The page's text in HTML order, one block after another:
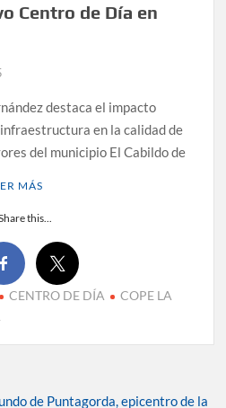
Centro de Día en
destaca el impacto
en la calidad de
del municipio El Cabildo de
MÁS
this...
CENTRO DE DÍA
COPE LA